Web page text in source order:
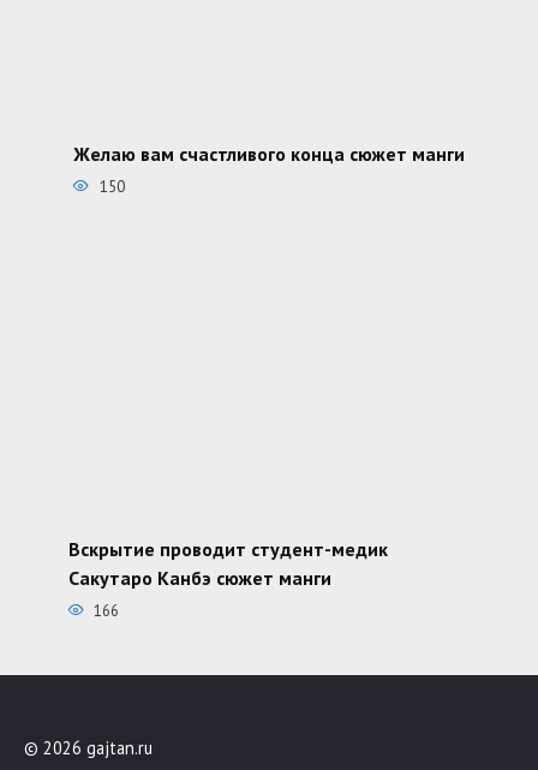
Желаю вам счастливого конца сюжет манги
150
Вскрытие проводит студент-медик
Сакутаро Канбэ сюжет манги
166
© 2026 gajtan.ru